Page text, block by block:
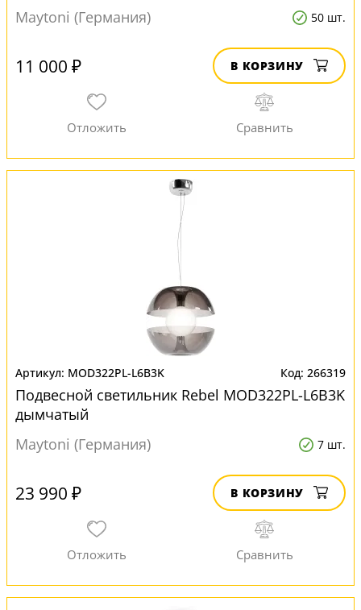
Maytoni (Германия)
50 шт.
11 000 ₽ В КОРЗИНУ
MOD322PL-L6B3K 266319
Подвесной светильник Rebel MOD322PL-L6B3K
дымчатый
Maytoni (Германия)
7 шт.
23 990 ₽ В КОРЗИНУ